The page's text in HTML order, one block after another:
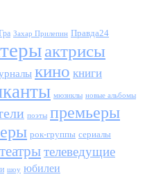
Захар Прилепин Правда24
актрисы
кино книги
мюзиклы новые альбомы
поэты премьеры
рок-группы сериалы
театрытелеведущие
шоу юбилеи